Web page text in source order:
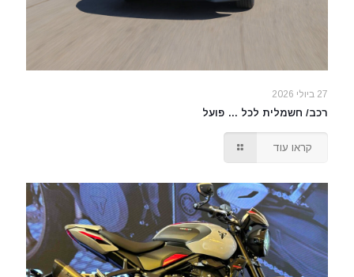
27 ביולי 2026
רכב/ חשמלית לכל … פועל
קראו עוד